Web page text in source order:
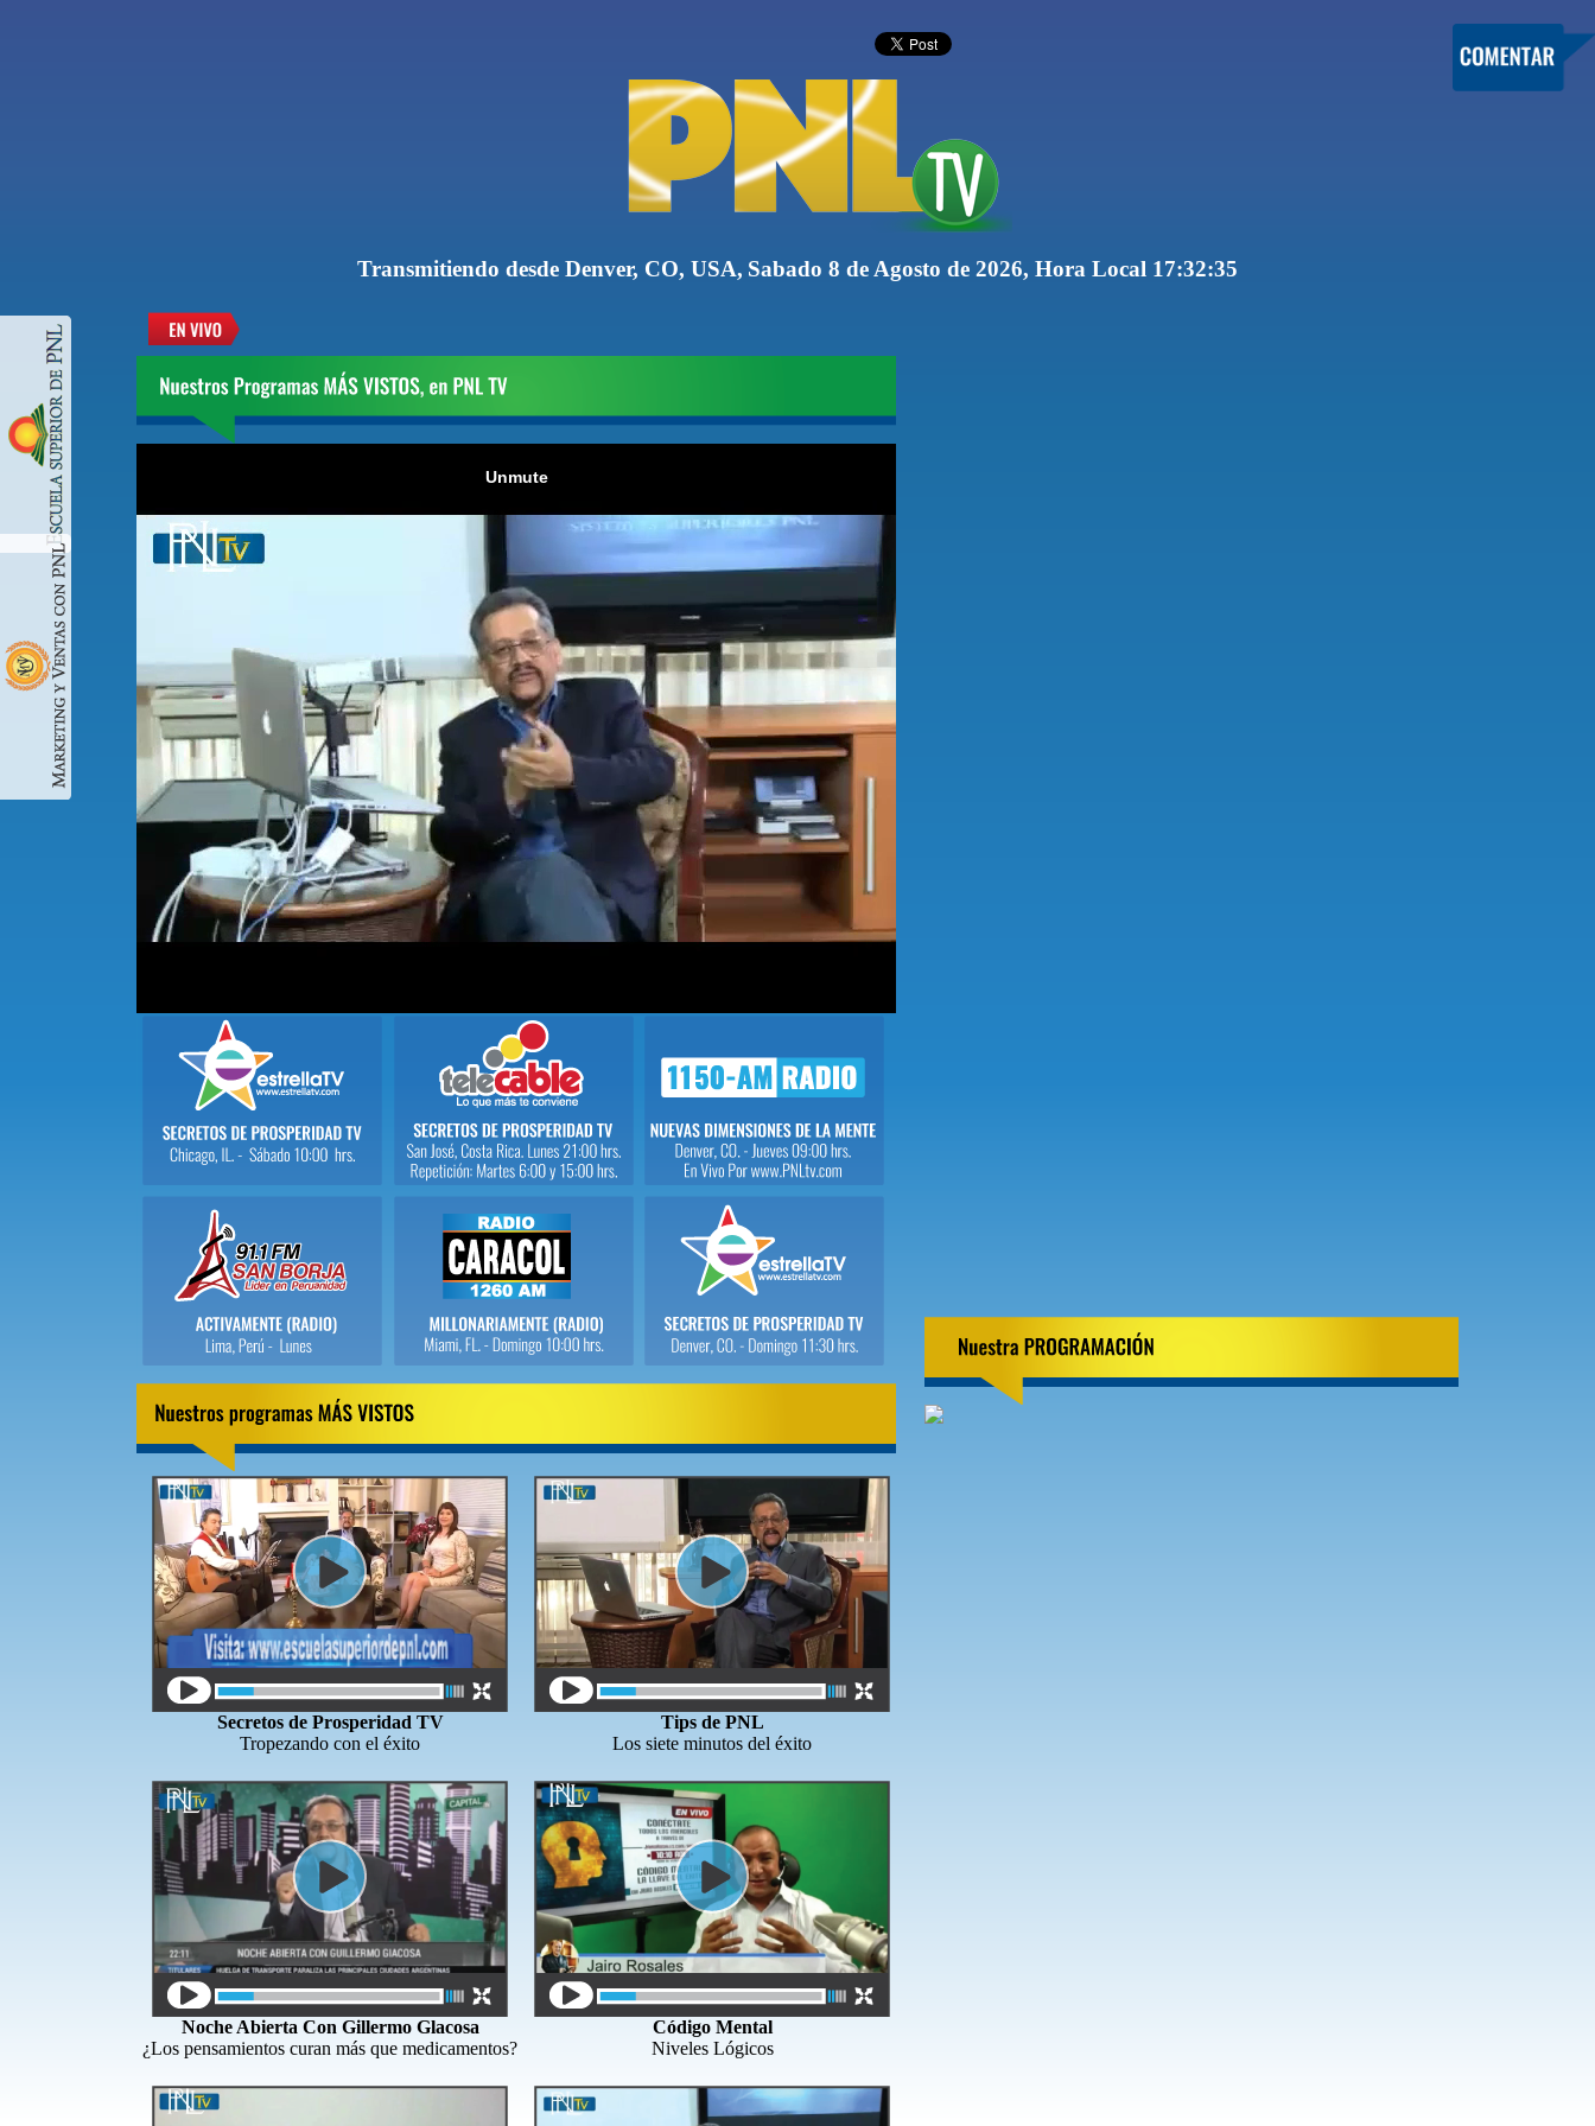
Transmitiendo desde Denver, CO, USA, Sabado 8 de Agosto de 2026, Hora Local 17:32:35
Secretos de Prosperidad TV
Tropezando con el éxito
Tips de PNL
Los siete minutos del éxito
Noche Abierta Con Gillermo Glacosa
¿Los pensamientos curan más que medicamentos?
Código Mental
Niveles Lógicos